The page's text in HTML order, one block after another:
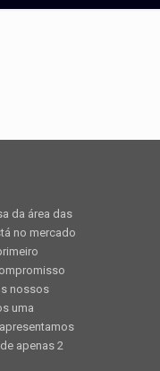
da área das
no mercado
nossos
uma
apenas 2